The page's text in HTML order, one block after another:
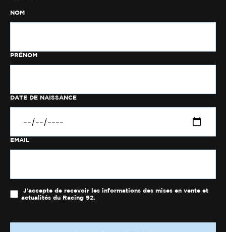
NOM
PRÉNOM
DATE DE NAISSANCE
EMAIL
J'accepte de recevoir les informations des mises en vente et
actualités du Racing 92.